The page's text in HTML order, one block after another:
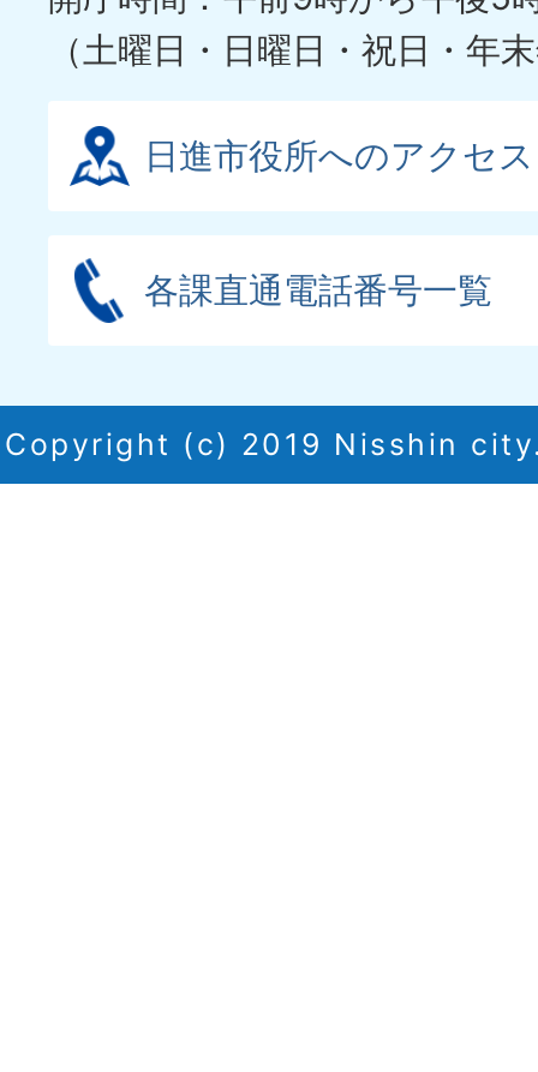
（土曜日・日曜日・祝日・年
日進市役所へのアクセス
各課直通電話番号一覧
Copyright (c) 2019 Nisshin